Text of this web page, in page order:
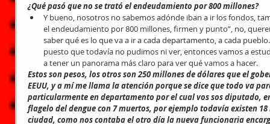
¿Qué pasó que no se trató el endeudamiento por 800 millones?
Y bueno, nosotros no sabemos adónde iban a ir los fondos,
el endeudamiento por 800 millones, firmen y punto”, no,
saber qué es lo que va a ir a cada departamento, a cada
puesto que todavía no pudimos ni ver, entonces vamos a
a tener un panorama más claro para ver qué vamos a hacer.
Estos son pesos, los otros son 250 millones de dólares que el
EEUU, y a mí me llama la atención porque se dice que todo va
particularmente en departamento por el cual vos sos diputado,
flagelo del dengue con 7 muertos, por ejemplo todavía existen
ciudad, como nos contaba el otro día la nueva funcionaria